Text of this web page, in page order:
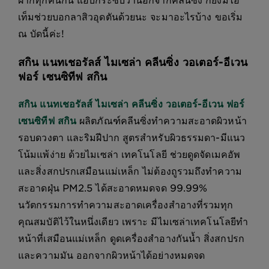
เท็มช่วยบอกลาสิวอุดตันด้วยนะ จะมาอะไรบ้าง ขอเริ่ม
ณ บัดนี้ค่ะ!
สกิน แนทเชอรัลส์ ไมเซล่า คลีนซิ่ง วอเตอร์-อีเวน
ฟอร์ เซนซิทีฟ สกิน
สกิน แนทเชอรัลส์ ไมเซล่า คลีนซิ่ง วอเตอร์-อีเวน ฟอร์
เซนซิทีฟ สกิน ผลิตภัณฑ์คลีนซิ่งทำความสะอาดผิวหน้า
รอบดวงตา และริมฝีปาก สูตรสำหรับผิวธรรมดา-มีแนว
โน้มแพ้ง่าย ด้วยไมเซล่า เทคโนโลยี ช่วยดูดจัดเมคอัพ
และสิ่งสกปรกเสมือนแม่เหล็ก ไม่ต้องถูรวมถึงทำความ
สะอาดฝุ่น PM2.5 ได้สะอาดหมดจด 99.99%
นวัตกรรมการทำความสะอาดเครื่องสำอางที่รวมทุก
คุณสมบัติไว้ในหนึ่งเดียว เพราะ มีไมเซล่าเทคโนโลยีทำ
หน้าที่เสมือนแม่เหล็ก ดูดเครื่องสำอางกันน้ำ สิ่งสกปรก
และความมัน ออกจากผิวหน้าได้อย่างหมดจด